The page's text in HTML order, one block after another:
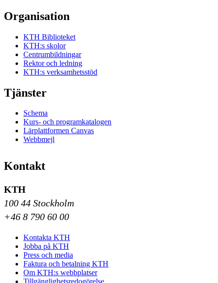
Organisation
KTH Biblioteket
KTH:s skolor
Centrumbildningar
Rektor och ledning
KTH:s verksamhetsstöd
Tjänster
Schema
Kurs- och programkatalogen
Lärplattformen Canvas
Webbmejl
Kontakt
KTH
100 44 Stockholm
+46 8 790 60 00
Kontakta KTH
Jobba på KTH
Press och media
Faktura och betalning KTH
Om KTH:s webbplatser